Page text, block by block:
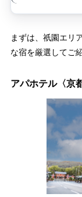
まずは、祇園エリ
な宿を厳選してご
アパホテル〈京